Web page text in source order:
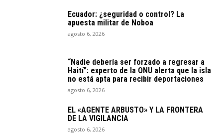
Ecuador: ¿seguridad o control? La
apuesta militar de Noboa
agosto 6, 2026
“Nadie debería ser forzado a regresar a
Haití”: experto de la ONU alerta que la isla
no está apta para recibir deportaciones
agosto 6, 2026
EL «AGENTE ARBUSTO» Y LA FRONTERA
DE LA VIGILANCIA
agosto 6, 2026